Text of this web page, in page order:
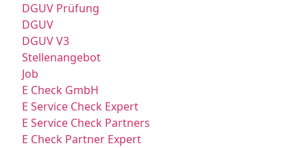
DGUV Prüfung
DGUV
DGUV V3
Stellenangebot
Job
E Check GmbH
E Service Check Expert
E Service Check Partners
E Check Partner Expert